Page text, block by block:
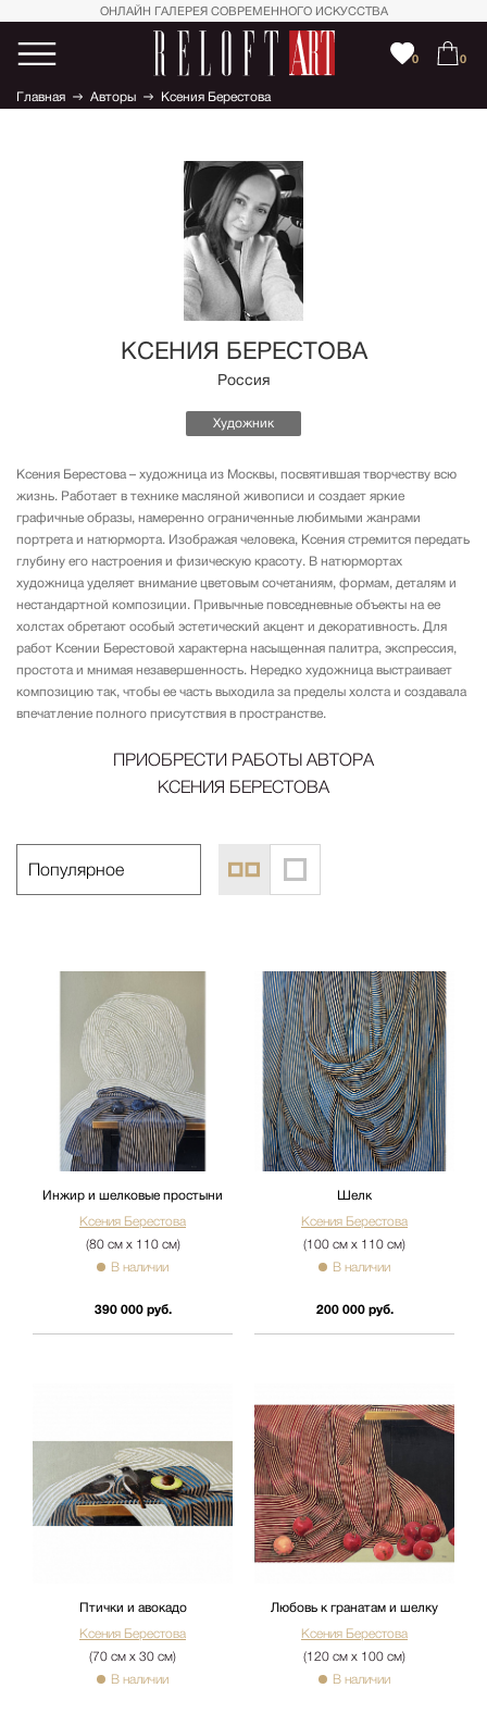
ОНЛАЙН ГАЛЕРЕЯ СОВРЕМЕННОГО ИСКУССТВА
0 0
Главная Авторы Ксения Берестова
КСЕНИЯ БЕРЕСТОВА
Россия
Художник
Ксения Берестова – художница из Москвы, посвятившая творчеству всю
жизнь. Работает в технике масляной живописи и создает яркие
графичные образы, намеренно ограниченные любимыми жанрами
портрета и натюрморта. Изображая человека, Ксения стремится передать
глубину его настроения и физическую красоту. В натюрмортах
художница уделяет внимание цветовым сочетаниям, формам, деталям и
нестандартной композиции. Привычные повседневные объекты на ее
холстах обретают особый эстетический акцент и декоративность. Для
работ Ксении Берестовой характерна насыщенная палитра, экспрессия,
простота и мнимая незавершенность. Нередко художница выстраивает
композицию так, чтобы ее часть выходила за пределы холста и создавала
впечатление полного присутствия в пространстве.
ПРИОБРЕСТИ РАБОТЫ АВТОРА
КСЕНИЯ БЕРЕСТОВА
Инжир и шелковые простыни
Ксения Берестова
(80 см х 110 см)
В наличии
390 000 руб.
Шелк
Ксения Берестова
(100 см х 110 см)
В наличии
200 000 руб.
Птички и авокадо
Ксения Берестова
(70 см х 30 см)
В наличии
Любовь к гранатам и шелку
Ксения Берестова
(120 см х 100 см)
В наличии